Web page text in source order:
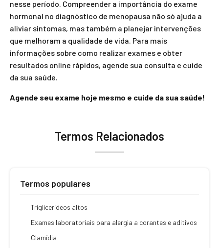
nesse período. Compreender a importância do exame
hormonal no diagnóstico de menopausa não só ajuda a
aliviar sintomas, mas também a planejar intervenções
que melhoram a qualidade de vida. Para mais
informações sobre como realizar exames e obter
resultados online rápidos, agende sua consulta e cuide
da sua saúde.
Agende seu exame hoje mesmo e cuide da sua saúde!
Termos Relacionados
Termos populares
Triglicerídeos altos
Exames laboratoriais para alergia a corantes e aditivos
Clamídia